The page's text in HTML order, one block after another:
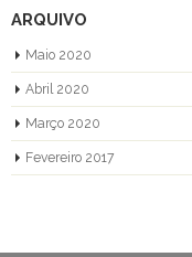
ARQUIVO
Maio 2020
Abril 2020
Março 2020
Fevereiro 2017